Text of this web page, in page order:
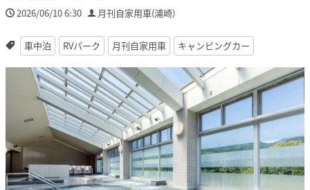
2026/06/10 6:30 月刊自家用車(浦崎)
車中泊 RVパーク 月刊自家用車 キャンピングカー